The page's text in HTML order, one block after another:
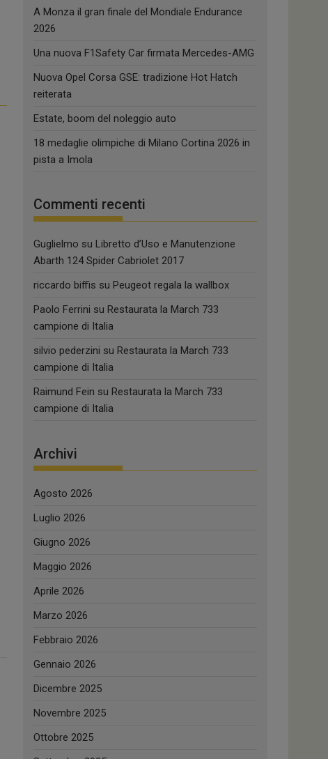
A Monza il gran finale del Mondiale Endurance
2026
Una nuova F1Safety Car firmata Mercedes-AMG
Nuova Opel Corsa GSE: tradizione Hot Hatch
reiterata
Estate, boom del noleggio auto
18 medaglie olimpiche di Milano Cortina 2026 in
pista a Imola
Commenti recenti
Guglielmo su Libretto d’Uso e Manutenzione
Abarth 124 Spider Cabriolet 2017
riccardo biffis su Peugeot regala la wallbox
Paolo Ferrini su Restaurata la March 733
campione di Italia
silvio pederzini su Restaurata la March 733
campione di Italia
Raimund Fein su Restaurata la March 733
campione di Italia
Archivi
Agosto 2026
Luglio 2026
Giugno 2026
Maggio 2026
Aprile 2026
Marzo 2026
Febbraio 2026
Gennaio 2026
Dicembre 2025
Novembre 2025
Ottobre 2025